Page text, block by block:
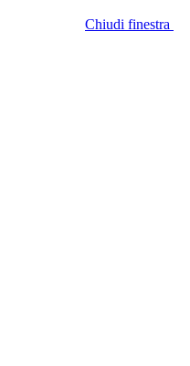
Chiudi finestra